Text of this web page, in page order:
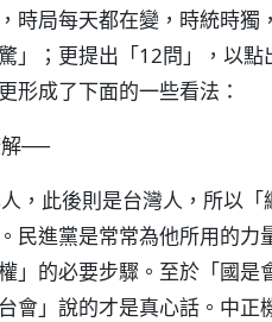
時局每天都在變，時統時
」；更提出「12問」，以
形成了下面的一些看法：
解──
，此後則是台灣人，所以
民進黨是常常為他所用的
」的必要步驟。至於「國是
會」說的才是真心話。中